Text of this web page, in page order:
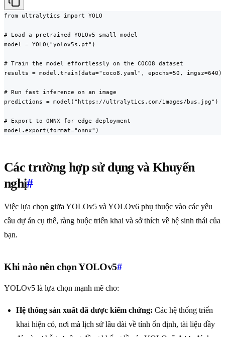
from ultralytics import YOLO
# Load a pretrained YOLOv5 small model
model = YOLO("yolov5s.pt")
# Train the model effortlessly on the COCO8 dataset
results = model.train(data="coco8.yaml", epochs=50, imgsz=640)
# Run fast inference on an image
predictions = model("https://ultralytics.com/images/bus.jpg")
# Export to ONNX for edge deployment
model.export(format="onnx")
Các trường hợp sử dụng và Khuyến
nghị#
Việc lựa chọn giữa YOLOv5 và YOLOv6 phụ thuộc vào các yêu
cầu dự án cụ thể, ràng buộc triển khai và sở thích về hệ sinh thái của
bạn.
Khi nào nên chọn YOLOv5#
YOLOv5 là lựa chọn mạnh mẽ cho:
Hệ thống sản xuất đã được kiểm chứng: Các hệ thống triển
khai hiện có, nơi mà lịch sử lâu dài về tính ổn định, tài liệu đầy